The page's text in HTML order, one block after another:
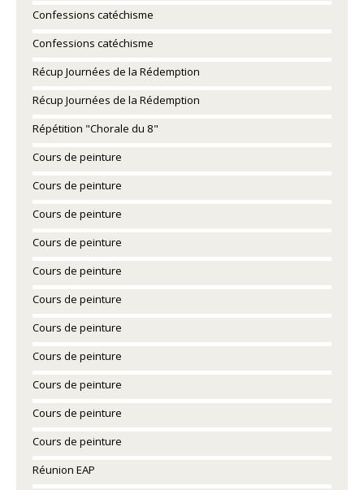
Confessions catéchisme
Confessions catéchisme
Récup Journées de la Rédemption
Récup Journées de la Rédemption
Répétition "Chorale du 8"
Cours de peinture
Cours de peinture
Cours de peinture
Cours de peinture
Cours de peinture
Cours de peinture
Cours de peinture
Cours de peinture
Cours de peinture
Cours de peinture
Cours de peinture
Réunion EAP